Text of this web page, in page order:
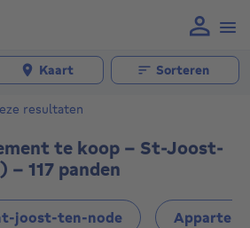
Kaart Sorteren
resultaten
te koop - St-Joost-
- 117 panden
joost-ten-node